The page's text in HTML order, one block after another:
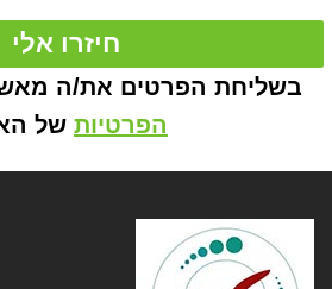
חיזרו אלי
בשליחת הפרטים את/ה
הפרטיות של